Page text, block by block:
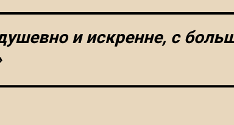
и искренне, с